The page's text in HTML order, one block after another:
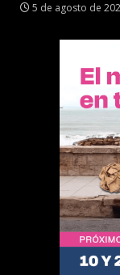
5 de agosto de